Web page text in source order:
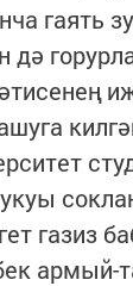
гаять
дә
газиз
армый-